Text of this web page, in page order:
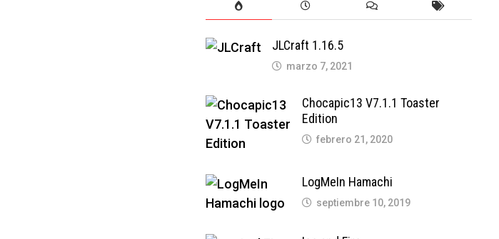
JLCraft 1.16.5
marzo 7, 2021
Chocapic13 V7.1.1 Toaster
Edition
febrero 21, 2020
LogMeIn Hamachi
septiembre 10, 2019